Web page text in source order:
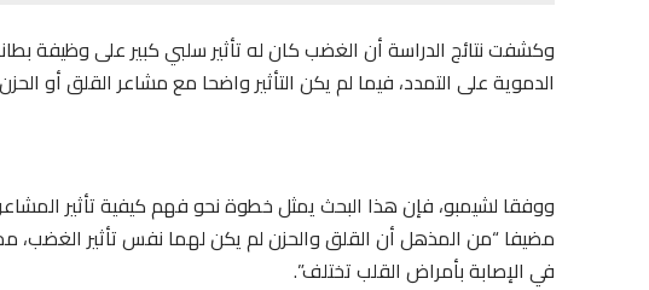
وكشفت نتائج الدراسة أن الغضب كان له تأثير سلبي كبير على وظيفة
الدموية على التمدد، فيما لم يكن التأثير واضحا مع مشاعر القلق أو
ووفقا لشيمبو، فإن هذا البحث يمثل خطوة نحو فهم كيفية تأثير
مضيفا “من المذهل أن القلق والحزن لم يكن لهما نفس تأثير الغضب،
في الإصابة بأمراض القلب تختلف”.